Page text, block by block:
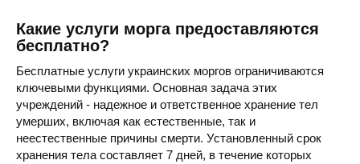
Какие услуги морга предоставляются
бесплатно?
Бесплатные услуги украинских моргов ограничиваются
ключевыми функциями. Основная задача этих
учреждений - надежное и ответственное хранение тел
умерших, включая как естественные, так и
неестественные причины смерти. Установленный срок
хранения тела составляет 7 дней, в течение которых